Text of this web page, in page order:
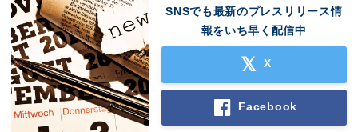
SNSでも最新のプレスリリース情
報をいち早く配信中
X
Facebook